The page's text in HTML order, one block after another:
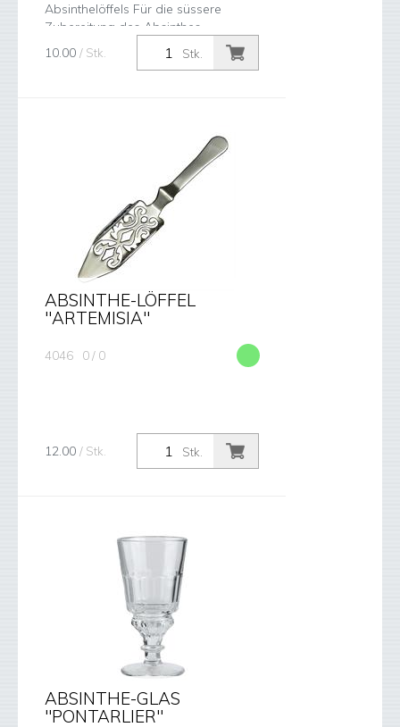
Absinthelöffels Für die süssere
Zubereitung des Absinthes.
Stk.
10.00 / Stk.
ABSINTHE-LÖFFEL
"ARTEMISIA"
4046 0 / 0
Stk.
12.00 / Stk.
ABSINTHE-GLAS
"PONTARLIER"